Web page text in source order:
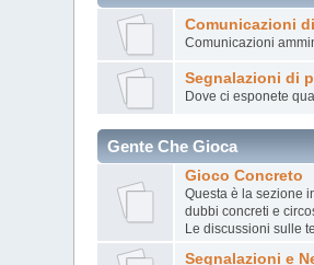
Comunicazioni
Comunicazioni
Segnalazioni di
Dove ci esponete
Gente Che Gioca
Gioco Concreto
Questa è la sezione
dubbi concreti e
Le discussioni sulle
Segnalazioni e